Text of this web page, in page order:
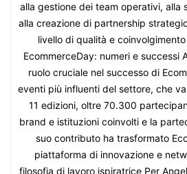
alla gestione dei team operativi, alla
alla creazione di partnership
livello di qualità e
EcommerceDay: numeri e successi
ruolo cruciale nel successo di
eventi più influenti del settore, che
11 edizioni, oltre 70.300
brand e istituzioni coinvolti e la
suo contributo ha trasformato
piattaforma di innovazione e
filosofia di lavoro ispiratrice Per